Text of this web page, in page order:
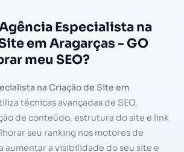
Especialista na
em Aragarças - GO
meu SEO?
na Criação de Site em
técnicas avançadas de SEO,
de conteúdo, estrutura do site e link
seu ranking nos motores de
aumentar a visibilidade do seu site e